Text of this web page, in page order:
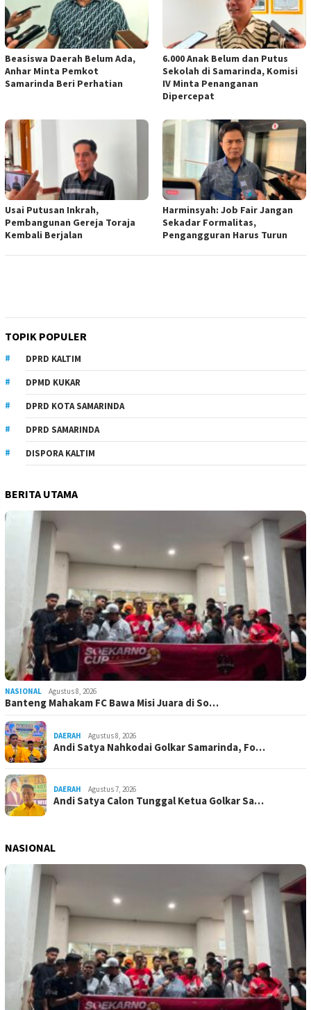
Beasiswa Daerah Belum Ada,
Anhar Minta Pemkot
Samarinda Beri Perhatian
6.000 Anak Belum dan Putus
Sekolah di Samarinda, Komisi
IV Minta Penanganan
Dipercepat
Usai Putusan Inkrah,
Pembangunan Gereja Toraja
Kembali Berjalan
Harminsyah: Job Fair Jangan
Sekadar Formalitas,
Pengangguran Harus Turun
TOPIK POPULER
DPRD KALTIM
DPMD KUKAR
DPRD KOTA SAMARINDA
DPRD SAMARINDA
DISPORA KALTIM
BERITA UTAMA
NASIONAL Agustus 8, 2026
Banteng Mahakam FC Bawa Misi Juara di So…
DAERAH Agustus 8, 2026
Andi Satya Nahkodai Golkar Samarinda, Fo…
DAERAH Agustus 7, 2026
Andi Satya Calon Tunggal Ketua Golkar Sa…
NASIONAL